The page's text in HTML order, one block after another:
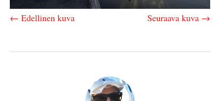
← Edellinen kuva Seuraava kuva →